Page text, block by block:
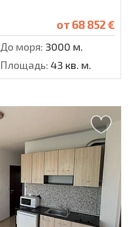
от 68 852 €
До моря: 3000 м.
Площадь: 43 кв. м.